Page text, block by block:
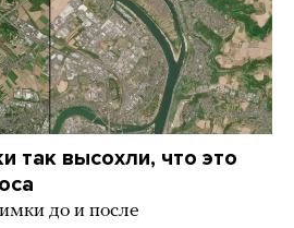
так высохли, что это
до и после